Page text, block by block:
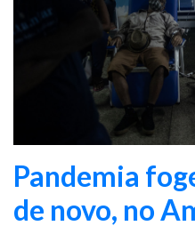
Pandemia
de novo, no